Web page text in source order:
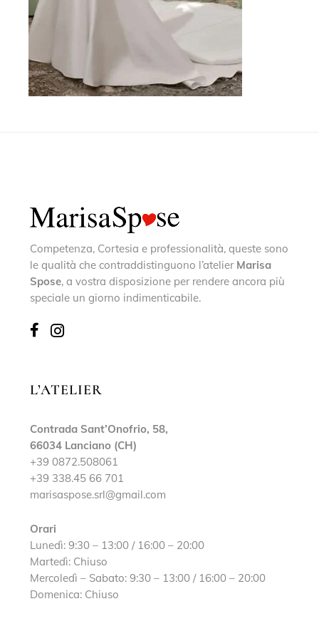
Competenza, Cortesia e professionalità, queste sono
le qualità che contraddistinguono l’atelier Marisa
Spose, a vostra disposizione per rendere ancora più
speciale un giorno indimenticabile.
L’ATELIER
Contrada Sant’Onofrio, 58,
66034 Lanciano (CH)
+39 0872.508061
+39 338.45 66 701
marisaspose.srl@gmail.com
Orari
Lunedì: 9:30 – 13:00 / 16:00 – 20:00
Martedì: Chiuso
Mercoledì – Sabato: 9:30 – 13:00 / 16:00 – 20:00
Domenica: Chiuso